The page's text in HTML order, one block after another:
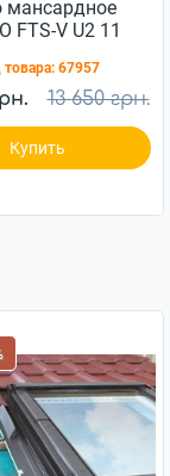
мансардное
FTS-V U2 11
товара: 67957
13 650 грн.
Купить